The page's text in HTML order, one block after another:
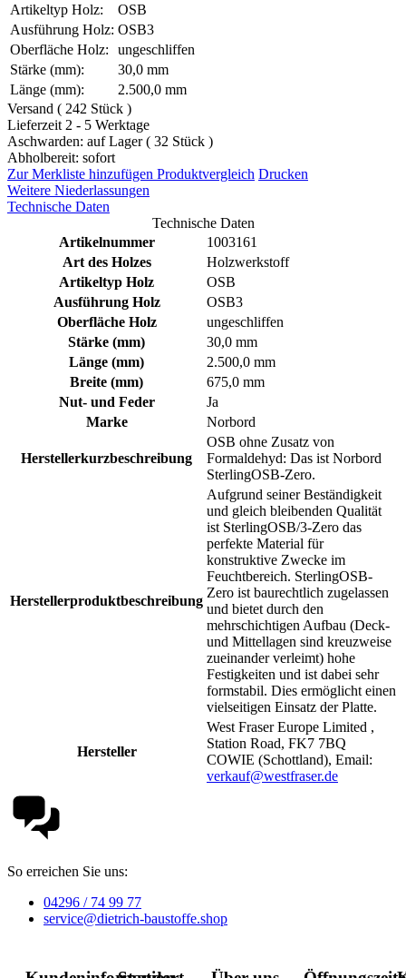
Artikeltyp Holz:
OSB
Ausführung Holz: OSB3
Oberfläche Holz:
ungeschliffen
Stärke (mm):
30,0 mm
Länge (mm):
2.500,0 mm
Versand ( 242 Stück )
Lieferzeit 2 - 5 Werktage
Aschwarden: auf Lager ( 32 Stück )
Abholbereit: sofort
Zur Merkliste hinzufügen Produktvergleich Drucken
Weitere Niederlassungen
Technische Daten
Technische Daten
Artikelnummer
1003161
Art des Holzes
Holzwerkstoff
Artikeltyp Holz
OSB
Ausführung Holz
OSB3
Oberfläche Holz
ungeschliffen
Stärke (mm)
30,0 mm
Länge (mm)
2.500,0 mm
Breite (mm)
675,0 mm
Nut- und Feder
Ja
Marke
Norbord
Herstellerkurzbeschreibung
OSB ohne Zusatz von
Formaldehyd: Das ist Norbord
SterlingOSB-Zero.
Herstellerproduktbeschreibung
Aufgrund seiner Beständigkeit
und gleich bleibenden Qualität
ist SterlingOSB/3-Zero das
perfekte Material für
konstruktive Zwecke im
Feuchtbereich. SterlingOSB-
Zero ist baurechtlich zugelassen
und bietet durch den
mehrschichtigen Aufbau (Deck-
und Mittellagen sind kreuzweise
zueinander verleimt) hohe
Festigkeiten und ist dabei sehr
formstabil. Dies ermöglicht einen
vielseitigen Einsatz der Platte.
Hersteller
West Fraser Europe Limited ,
Station Road, FK7 7BQ
COWIE (Schottland), Email:
verkauf@westfraser.de
So erreichen Sie uns:
04296 / 74 99 77
service@dietrich-baustoffe.shop